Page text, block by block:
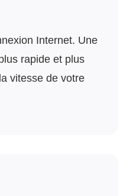
Internet. Une
rapide et plus
vitesse de votre